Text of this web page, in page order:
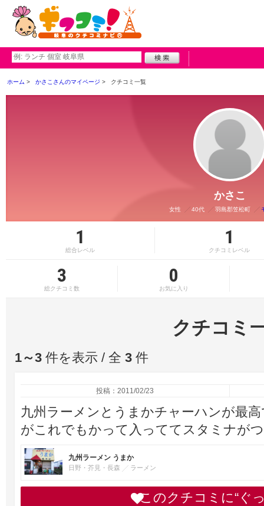
ホーム かさこさんのマイページ クチコミ一覧
かさこ
女性 40代 羽島郡笠松町
1
総合レベル
1
クチコミレベル
3
総クチコミ数
0
お気に入り
クチコミ
1～3 件を表示 / 全 3 件
投稿：2011/02/23
九州ラーメンとうまかチャーハンが最
がこれでもかって入っててスタミナが
九州ラーメン うまか
日野・芥見・長森 ラーメン
このクチコミに“ぐ